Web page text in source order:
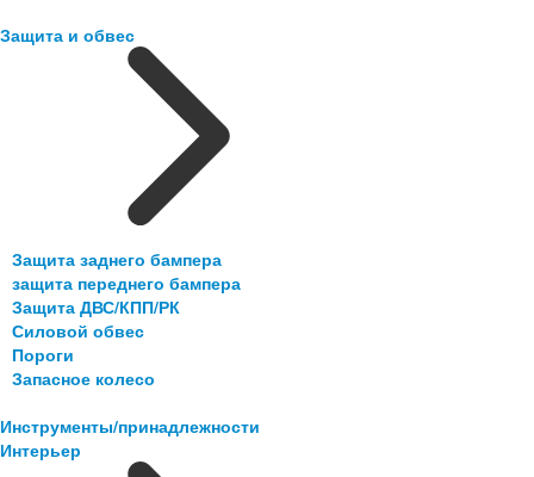
Защита и обвес
Защита заднего бампера
защита переднего бампера
Защита ДВС/КПП/РК
Силовой обвес
Пороги
Запасное колесо
Инструменты/принадлежности
Интерьер